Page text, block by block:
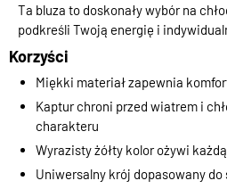
Ta bluza to doskonały wybór na
podkreśli Twoją energię i
Korzyści
Miękki materiał zapewnia
Kaptur chroni przed wiatrem i
charakteru
Wyrazisty żółty kolor ożywi
Uniwersalny krój dopasowany